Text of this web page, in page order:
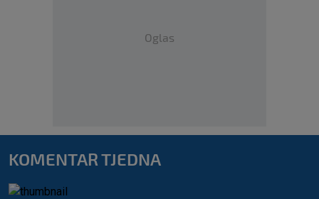
Oglas
KOMENTAR TJEDNA